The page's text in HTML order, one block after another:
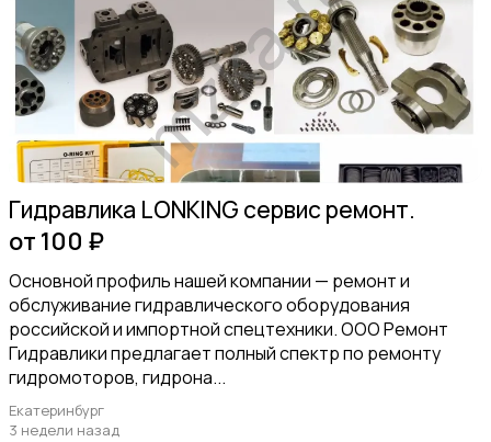
Гидравлика LONKING сервис ремонт.
от 100 ₽
Основной профиль нашей компании — ремонт и
обслуживание гидравлического оборудования
российской и импортной спецтехники. ООО Ремонт
Гидравлики предлагает полный спектр по ремонту
гидромоторов, гидрона...
Екатеринбург
3 недели назад